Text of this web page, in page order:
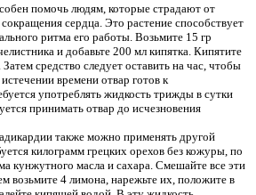
помочь людям, которые страдают от
сердца. Это растение способствует
ритма его работы. Возьмите 15 гр
и добавьте 200 мл кипятка. Кипятите
средство следует оставить на час, чтобы
времени отвар готов к
употреблять жидкость трижды в сутки
принимать отвар до исчезновения
также можно применять другой
килограмм грецких орехов без кожуры, по
кунжутного масла и сахара. Смешайте все эти
возьмите 4 лимона, нарежьте их, положите в